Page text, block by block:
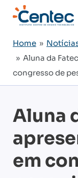
Home »
» Aluna da
congresso de
Aluna
em